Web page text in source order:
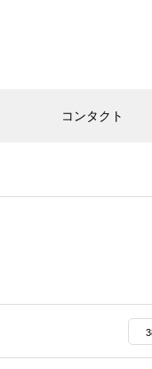
コンタクト